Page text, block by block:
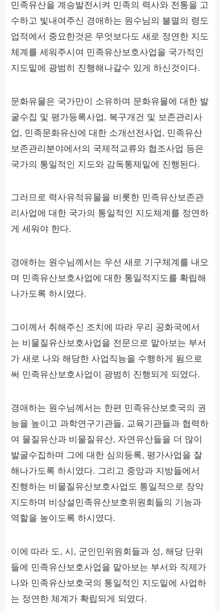
민족유산을 계승발전시켜 민족의 력사와 전통을 고
수하고 빛내여주신 경애하는 원수님의 불멸의 령도
업적에서 중요한것은 무엇보다도 새로 정연한 지도
체계를 세워주시여 민족유산보호사업을 국가적인
지도밑에 광범히 진행해나갈수 있게 하신것이다.
문화유물은 국가만이 소유하며 문화유물에 대한 발
굴수집 및 평가등록사업, 복구개건 및 보존관리사
업, 민족문화유산에 대한 소개선전사업, 민족유산
보존관리분야에서의 국제적교류와 협조사업 등은
국가의 통일적인 지도와 감독통제밑에 진행된다.
그러므로 력사유적유물을 비롯한 민족유산보존관
리사업에 대한 국가의 통일적인 지도체계를 정연하
게 세워야 한다.
경애하는 원수님께서는 우선 새로 기구체계를 내오
며 민족유산보호사업에 대한 통일적지도를 확립해
나가도록 하시였다.
그이께서 취해주신 조치에 따라 우리 공화국에서
는 비물질유산보호사업을 전문으로 맡아보는 부서
가 새로 나와 해당한 사업직능을 수행하게 됨으로
써 민족유산보호사업이 광범히 진행되게 되였다.
경애하는 원수님께서는 한편 민족유산보호국의 권
능을 높이고 과학연구기관들, 교육기관들과 협력하
여 물질유산과 비물질유산, 자연유산들을 더 많이
발굴수집하며 그에 대한 심의등록, 평가사업을 잘
해나가도록 하시였다. 그리고 중앙과 지방들에서
진행하는 비물질유산보호사업도 통일적으로 장악
지도하며 비상설민족유산보호위원회들의 기능과
역할을 높이도록 하시였다.
이에 따라 도, 시, 군인민위원회들과 성, 해당 단위
들에 민족유산보호사업을 맡아보는 부서와 직제가
나와 민족유산보호국의 통일적인 지도밑에 사업하
는 정연한 체계가 확립되게 되였다.